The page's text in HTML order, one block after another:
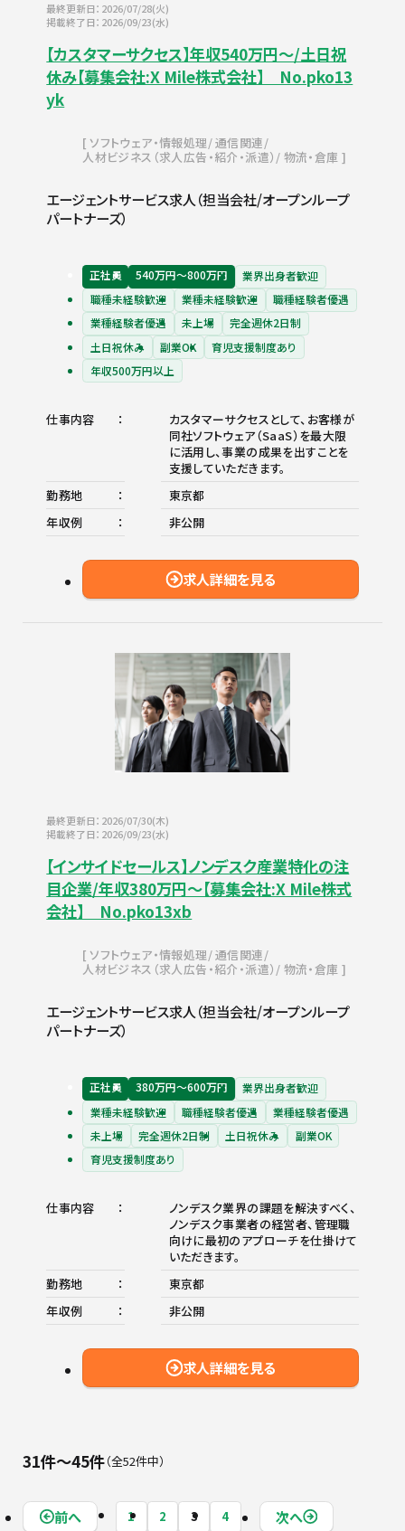
最終更新日：2026/07/28(火)
掲載終了日：2026/09/23(水)
【カスタマーサクセス】年収540万円～/土日祝
休み【募集会社:X Mile株式会社】 No.pko13
yk
ソフトウェア・情報処理 通信関連
人材ビジネス（求人広告・紹介・派遣）
物流・倉庫
エージェントサービス求人（担当会社/オープンループ
パートナーズ）
正社員 540万円〜800万円
業界出身者歓迎
職種未経験歓迎
業種未経験歓迎
職種経験者優遇
業種経験者優遇
未上場
完全週休2日制
土日祝休み
副業OK
育児支援制度あり
年収500万円以上
仕事内容
カスタマーサクセスとして、お客様が
同社ソフトウェア（SaaS）を最大限
に活用し、事業の成果を出すことを
支援していただきます。
勤務地
東京都
年収例
非公開
求人詳細を見る
最終更新日：2026/07/30(木)
掲載終了日：2026/09/23(水)
【インサイドセールス】ノンデスク産業特化の注
目企業/年収380万円～【募集会社:X Mile株式
会社】 No.pko13xb
ソフトウェア・情報処理 通信関連
人材ビジネス（求人広告・紹介・派遣）
物流・倉庫
エージェントサービス求人（担当会社/オープンループ
パートナーズ）
正社員 380万円〜600万円
業界出身者歓迎
業種未経験歓迎
職種経験者優遇
業種経験者優遇
未上場
完全週休2日制 土日祝休み
副業OK
育児支援制度あり
仕事内容
ノンデスク業界の課題を解決すべく、
ノンデスク事業者の経営者、管理職
向けに最初のアプローチを仕掛けて
いただきます。
勤務地
東京都
年収例
非公開
求人詳細を見る
前へ 1 2 3 4 次へ
31件〜45件 全52件中